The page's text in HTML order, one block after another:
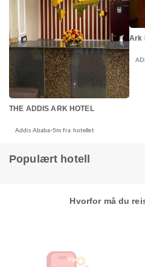
THE ADDIS ARK HOTEL
Addis Ababa 5m fra hotellet
Ark
Populært hotell
Hvorfor må du